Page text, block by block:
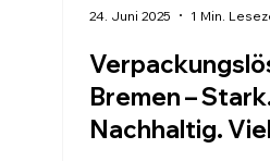
Bremen –
Nachhaltig.
24. Juni 2025 1 Min.